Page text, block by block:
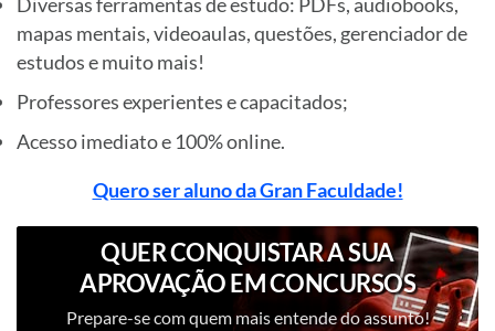
mapas mentais, videoaulas, questões, gerenciador de
estudos e muito mais!
Professores experientes e capacitados;
Acesso imediato e 100% online.
Quero ser aluno da Gran Faculdade!
QUER CONQUISTAR A SUA
APROVAÇÃO EM CONCURSOS
PÚBLICOS?
Prepare-se com quem mais entende do assunto!